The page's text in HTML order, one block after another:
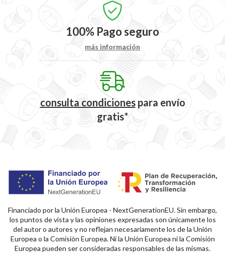
100% Pago seguro
más información
consulta condicionespara envío
gratis*
Financiado por la Unión Europea - NextGenerationEU. Sin embargo,
los puntos de vista y las opiniones expresadas son únicamente los
del autor o autores y no reflejan necesariamente los de la Unión
Europea o la Comisión Europea. Ni la Unión Europea ni la Comisión
Europea pueden ser consideradas responsables de las mismas.